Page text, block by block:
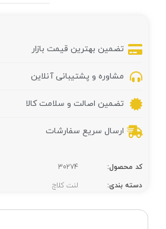
تضمین بهترین قیمت بازار
مشاوره و پشتیبانی آنلاین
تضمین اصالت و سلامت کالا
ارسال سریع سفارشات
کد محصول:
30274
دسته بندی:
لنت کلاچ